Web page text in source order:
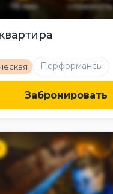
75 мин сложность
Перформансы
Забронировать